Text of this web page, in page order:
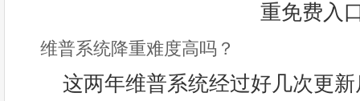
维普系统降重难度高吗？
这两年维普系统经过好几次更